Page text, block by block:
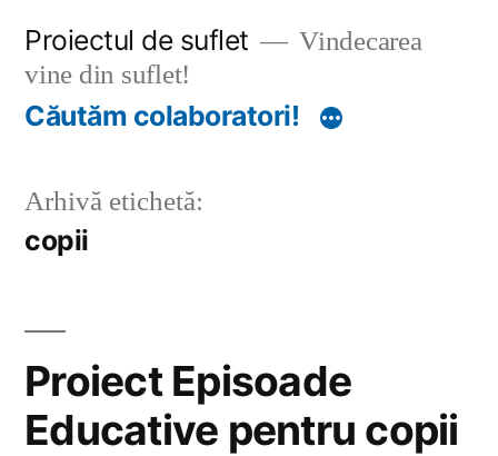
conținut
Proiectul de suflet
Vindecarea
vine din suflet!
Căutăm colaboratori!
Arhivă etichetă:
copii
Proiect Episoade
Educative pentru copii